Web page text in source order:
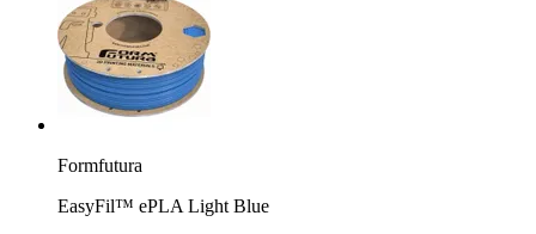
Formfutura
EasyFil™ ePLA Light Blue